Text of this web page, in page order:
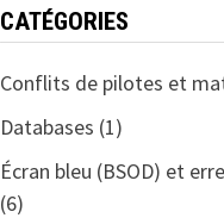
CATÉGORIES
Conflits de pilotes et
Databases (1)
Écran bleu (BSOD) et
(6)